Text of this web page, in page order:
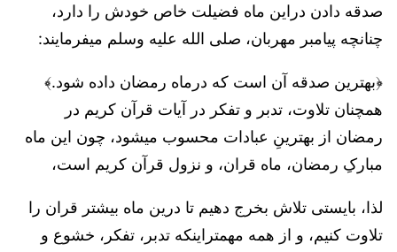
صدقه دادن دراین ماه فضیلت خاص خودش را دارد،
چنانچه پیامبر مهربان، صلی الله علیه وسلم میفرمایند:
﴿بهترین صدقه آن است که درماه رمضان داده شود.﴾
همچنان تلاوت، تدبر و تفکر در آیات قرآن کریم در
رمضان از بهترینِ عبادات محسوب میشود، چون این ماه
مبارکِ رمضان، ماه قران، و نزول قرآن کریم است،
لذا، بایستی تلاش بخرج دهیم تا درین ماه بیشتر قران را
تلاوت کنیم، و از همه مهمتراینکه تدبر، تفکر، خشوع و